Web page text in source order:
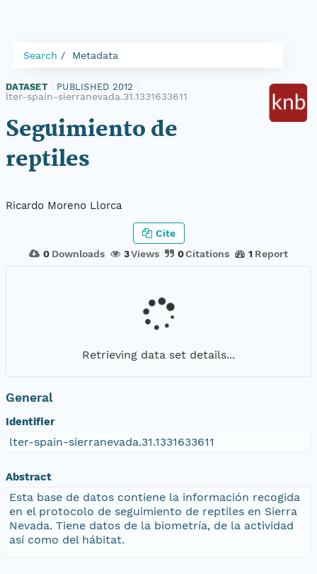
Search Metadata
DATASET PUBLISHED 2012
lter-spain-sierranevada.31.1331633611
Seguimiento de
reptiles
Ricardo Moreno Llorca
0 Downloads 3Views 0Citations 1 Report
Cite
Retrieving data set details...
General
Identifier
lter-spain-sierranevada.31.1331633611
Abstract
Esta base de datos contiene la información recogida
en el protocolo de seguimiento de reptiles en Sierra
Nevada. Tiene datos de la biometría, de la actividad
así como del hábitat.